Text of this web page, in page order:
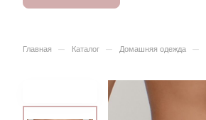
Главная – Каталог – Домашняя одежда –